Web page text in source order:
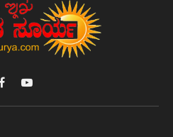
FacebookYouTube